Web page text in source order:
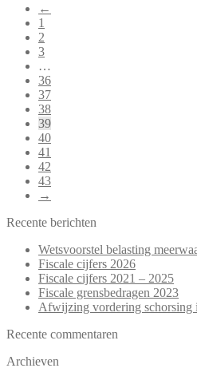
←
1
2
3
…
36
37
38
39
40
41
42
43
→
Recente berichten
Wetsvoorstel belasting
Fiscale cijfers 2026
Fiscale cijfers 2021 – 2025
Fiscale grensbedragen 2023
Afwijzing vordering schorsing
Recente commentaren
Archieven